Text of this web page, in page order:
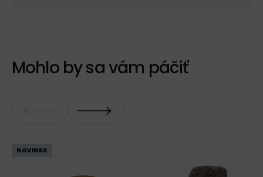
Mohlo by sa vám páčiť
NOVINKA